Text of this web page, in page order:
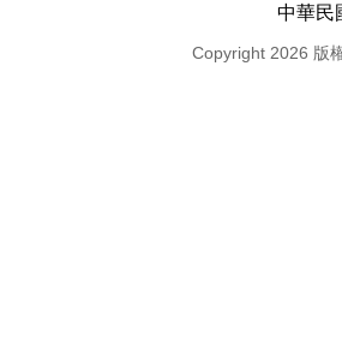
中華民
Copyright 2026 版